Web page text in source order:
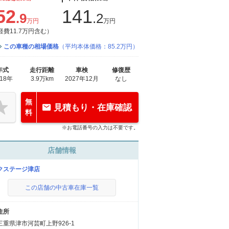
.9万円
費11.7万円含む）
141.2万円
この車種の相場価格 （平均本体価格：85.2万円）
式
年
走行距離
3.9万km
車検
2027年12月
修復歴
なし
無
料
見積もり・在庫確認
※お電話番号の入力は不要です。
店舗情報
ステージ津店
この店舗の中古車在庫一覧
所
重県津市河芸町上野926-1